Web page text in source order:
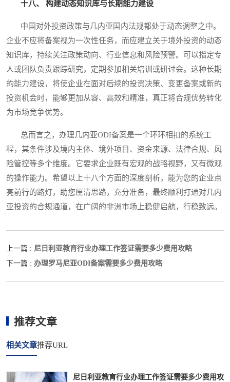
十八、 构建动态知识库与长期能力建设
中国对外投资政策与几内亚国内法规都处于动态调整之中。
企业不应将备案视为一次性任务，而应建立关于境外投资的动态
知识库，持续关注政策动向、行业信息和风险预警。可以指定专
人或团队负责跟踪研究，定期参加相关培训或研讨会。这种长期
的能力建设，将使企业在面对后续的投资决策、变更备案或新的
投资机会时，能够更加从容、高效和精准，真正将合规优势转化
为市场竞争优势。
总而言之，办理几内亚ODI备案是一个环环相扣的系统工
程，其条件涉及境内主体、境外项目、资金来源、法律合规、风
险管控等多个维度。它要求企业既有宏观的战略视野，又有微观
的操作能力。希望以上十八个方面的深度剖析，能为您的企业点
亮前行的路灯，助您厘清思路，充分准备，最终顺利打通对几内
亚投资的合规通道，在广阔的非洲市场上稳健启航，行稳致远。
上一篇 : 尼日利亚教育行业办理工作签证需要多少费用攻略
下一篇 : 办理罗马尼亚ODI备案需要多少费用攻略
推荐文章
相关文章推荐URL
尼日利亚教育行业办理工作签证需要多少费用攻